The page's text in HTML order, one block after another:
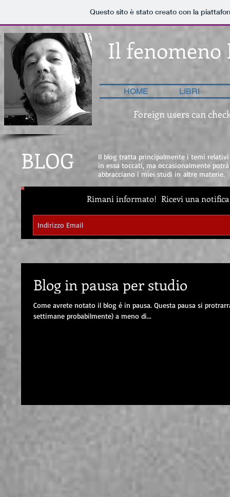
Questo sito è stato creato con la
Il
HOME LIBRI
Foreign users can
BLOG
Il blog tratta principalmente i temi
in essa toccati, ma occasionalmente
abbracciano i miei studi in altre materie.
Rimani informato! Ricevi una
Blog in pausa per studio
Come avrete notato il blog é in pausa. Questa pausa si
settimane probabilmente) a meno di...